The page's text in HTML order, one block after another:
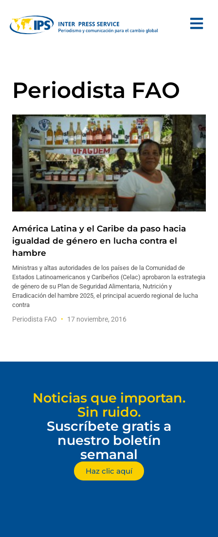
Periodista FAO
América Latina y el Caribe da paso hacia
igualdad de género en lucha contra el
hambre
Ministras y altas autoridades de los países de la Comunidad de
Estados Latinoamericanos y Caribeños (Celac) aprobaron la estrategia
de género de su Plan de Seguridad Alimentaria, Nutrición y
Erradicación del hambre 2025, el principal acuerdo regional de lucha
contra
Periodista FAO 17 noviembre, 2016
Noticias que importan.
Sin ruido.
Suscríbete gratis a
nuestro boletín
semanal
Haz clic aquí